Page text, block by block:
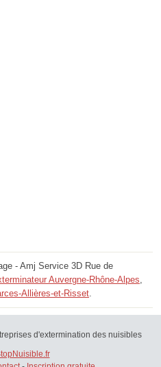
- Amj Service 3D Rue de
Auvergne-Rhône-Alpes,
Allières-et-Risset.
d'extermination des nuisibles